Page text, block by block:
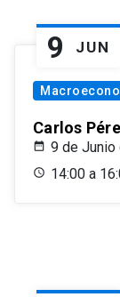
9 JUN
Carlos
9 de Junio
14:00 a